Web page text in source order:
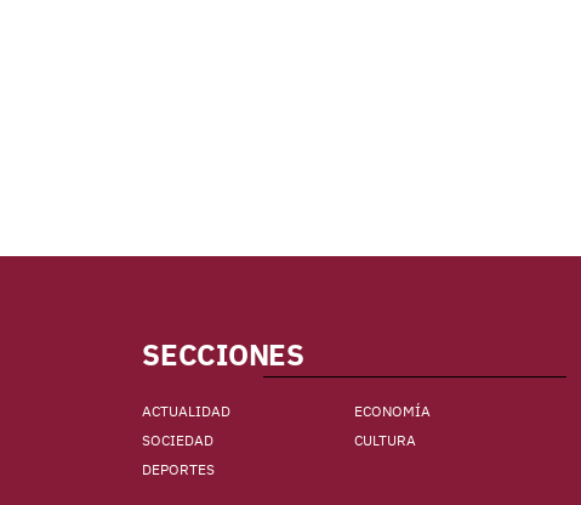
SECCIONES
ACTUALIDAD
ECONOMÍA
SOCIEDAD
CULTURA
DEPORTES